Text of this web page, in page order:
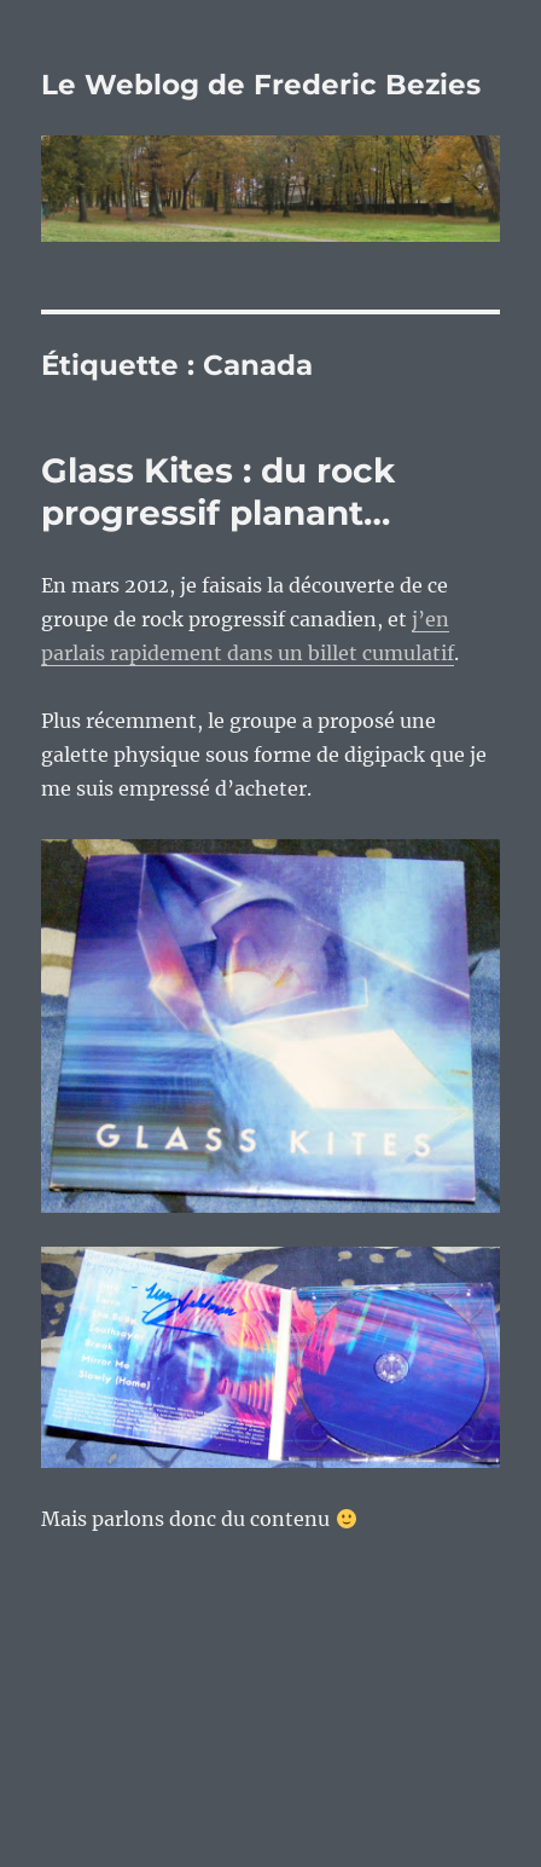
Le Weblog de Frederic Bezies
Étiquette : Canada
Glass Kites : du rock
progressif planant…
En mars 2012, je faisais la découverte de ce
groupe de rock progressif canadien, etj’en
parlais rapidement dans un billet cumulatif.
Plus récemment, le groupe a proposé une
galette physique sous forme de digipack que je
me suis empressé d’acheter.
Mais parlons donc du contenu